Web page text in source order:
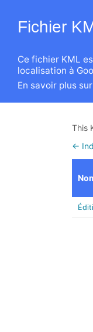
Fichier
Ce fichier KML
localisation à
En savoir plus
This
←